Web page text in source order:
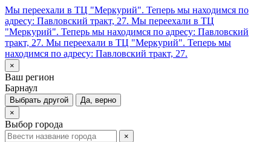
Мы переехали в ТЦ "Меркурий". Теперь мы находимся по
адресу: Павловский тракт, 27. Мы переехали в ТЦ
"Меркурий". Теперь мы находимся по адресу: Павловский
тракт, 27. Мы переехали в ТЦ "Меркурий". Теперь мы
находимся по адресу: Павловский тракт, 27.
×
Ваш регион
Барнаул
Выбрать другой
Да, верно
×
Выбор города
×